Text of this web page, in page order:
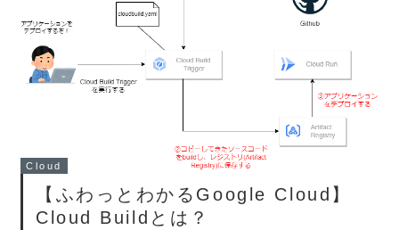
Cloud
【ふわっとわかるGoogle Cloud】
Cloud Buildとは？